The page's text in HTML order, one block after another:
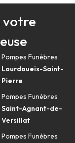
votre
Pompes Funèbres
Lourdoueix-Saint-
Pierre
Pompes Funèbres
Saint-Agnant-de-
Versillat
Pompes Funèbres